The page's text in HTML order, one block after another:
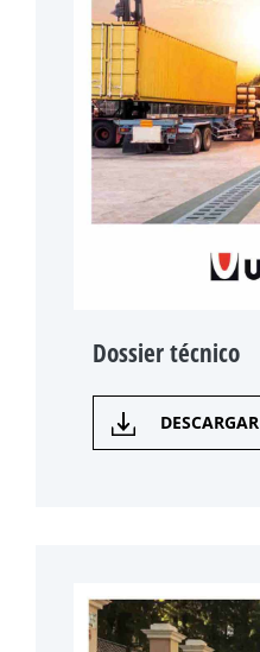
Dossier técnico
DESCARGAR